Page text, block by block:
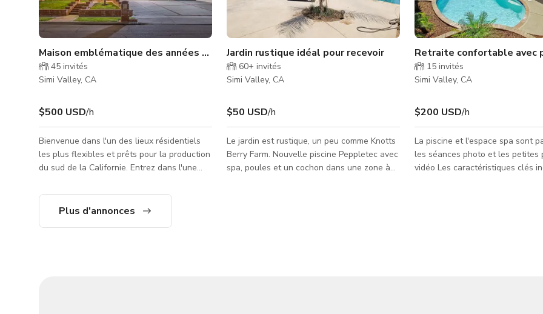
Maison emblématique des années 80 avec piscine, spa, foyer extérieur et grand jardin
45 invités
Simi Valley, CA
$500 USD/h
Bienvenue dans l'un des lieux résidentiels
les plus flexibles et prêts pour la production
du sud de la Californie. Entrez dans l'une
reconnaissables, un lieu résidentiel
polyvalent et cinématographique
Jardin rustique idéal pour recevoir
60+ invités
Simi Valley, CA
$50 USD/h
Le jardin est rustique, un peu comme Knotts
Berry Farm. Nouvelle piscine Peppletec avec
spa, poules et un cochon dans une zone à
Retraite confortable avec
15 invités
Simi Valley, CA
$200 USD/h
La piscine et l'espace spa sont
les séances photo et les petites
vidéo Les caractéristiques clés incluent : 💦
Plus d'annonces